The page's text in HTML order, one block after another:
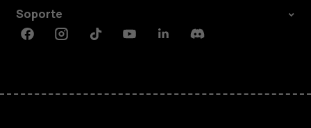
Soporte
FacebookInstagramTiktokYoutubeLinkedinDiscord